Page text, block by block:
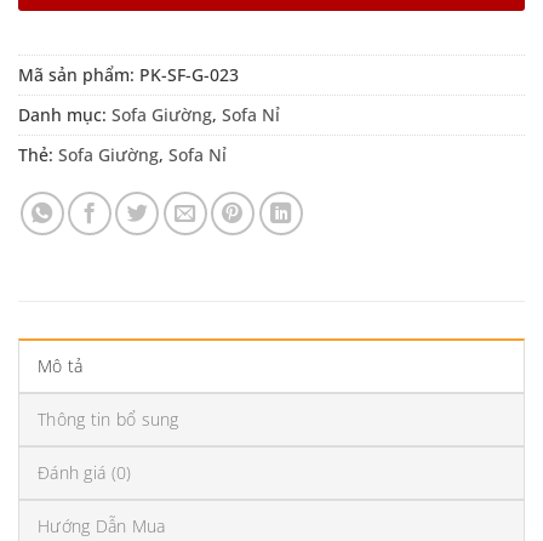
Mã sản phẩm: PK-SF-G-023
Danh mục: Sofa Giường, Sofa Nỉ
Thẻ: Sofa Giường, Sofa Nỉ
Mô tả
Thông tin bổ sung
Đánh giá (0)
Hướng Dẫn Mua